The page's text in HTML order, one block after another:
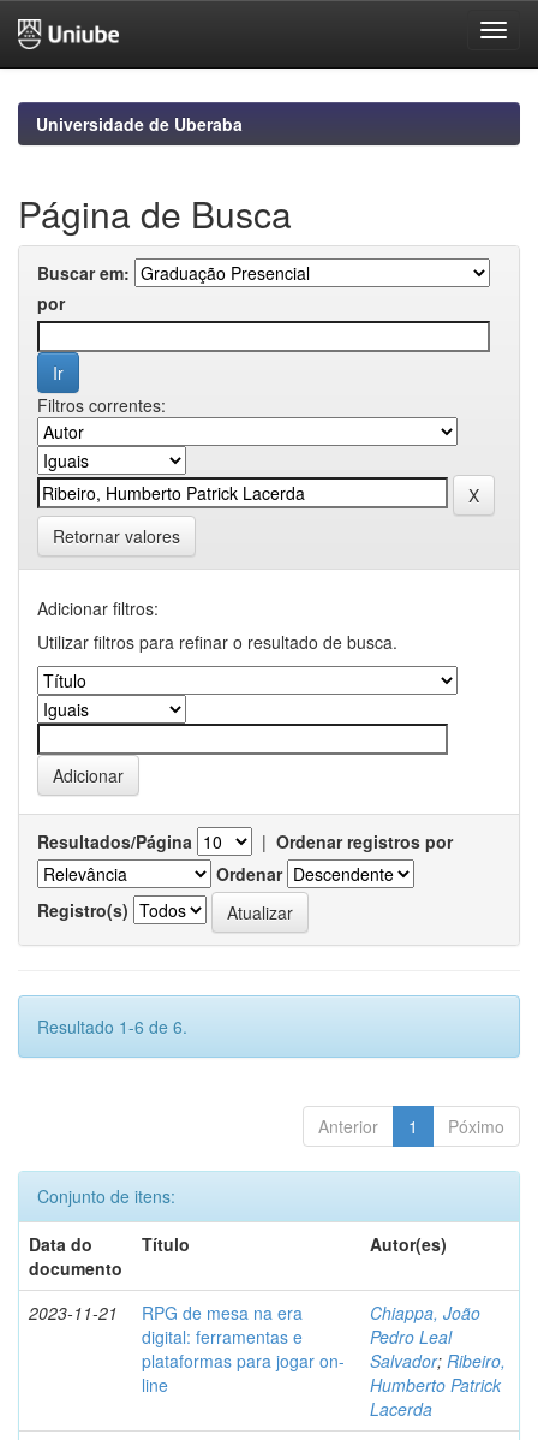
navigationUniversidade de Uberaba
Página de Busca
Buscar em:
por
Filtros correntes:
Retornar valores
Adicionar filtros:
Utilizar filtros para refinar o resultado de busca.
Resultados/Página | Ordenar registros por
Ordenar
Registro(s)
Resultado 1-6 de 6.
Anterior 1 Póximo
Conjunto de itens:
Data do
documento
Título Autor(es)
2023-11-21
RPG de mesa na era
digital: ferramentas e
plataformas para jogar on-
line
Chiappa, João
Pedro Leal
Salvador; Ribeiro,
Humberto Patrick
Lacerda